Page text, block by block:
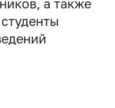
а также